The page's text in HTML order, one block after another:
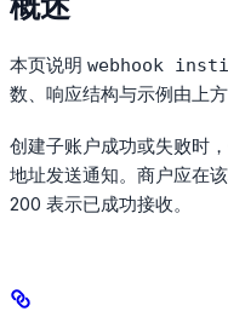
本页说明 webhook
数、响应结构与示例由上
创建子账户成功或失败时
地址发送通知。商户应在
200 表示已成功接收。